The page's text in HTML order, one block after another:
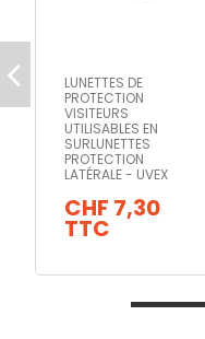
LUNETTES DE
PROTECTION
VISITEURS
UTILISABLES EN
SURLUNETTES
PROTECTION
LATÉRALE - UVEX
CHF 7,30
TTC